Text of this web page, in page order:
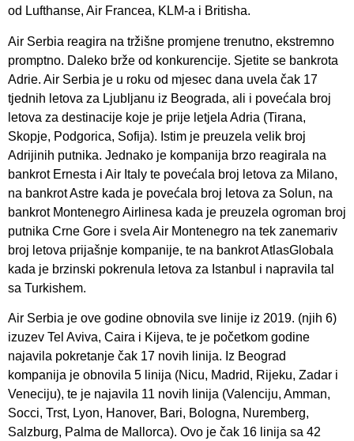
od Lufthanse, Air Francea, KLM-a i Britisha.
Air Serbia reagira na tržišne promjene trenutno, ekstremno
promptno. Daleko brže od konkurencije. Sjetite se bankrota
Adrie. Air Serbia je u roku od mjesec dana uvela čak 17
tjednih letova za Ljubljanu iz Beograda, ali i povećala broj
letova za destinacije koje je prije letjela Adria (Tirana,
Skopje, Podgorica, Sofija). Istim je preuzela velik broj
Adrijinih putnika. Jednako je kompanija brzo reagirala na
bankrot Ernesta i Air Italy te povećala broj letova za Milano,
na bankrot Astre kada je povećala broj letova za Solun, na
bankrot Montenegro Airlinesa kada je preuzela ogroman broj
putnika Crne Gore i svela Air Montenegro na tek zanemariv
broj letova prijašnje kompanije, te na bankrot AtlasGlobala
kada je brzinski pokrenula letova za Istanbul i napravila tal
sa Turkishem.
Air Serbia je ove godine obnovila sve linije iz 2019. (njih 6)
izuzev Tel Aviva, Caira i Kijeva, te je početkom godine
najavila pokretanje čak 17 novih linija. Iz Beograd
kompanija je obnovila 5 linija (Nicu, Madrid, Rijeku, Zadar i
Veneciju), te je najavila 11 novih linija (Valenciju, Amman,
Socci, Trst, Lyon, Hanover, Bari, Bologna, Nuremberg,
Salzburg, Palma de Mallorca). Ovo je čak 16 linija sa 42